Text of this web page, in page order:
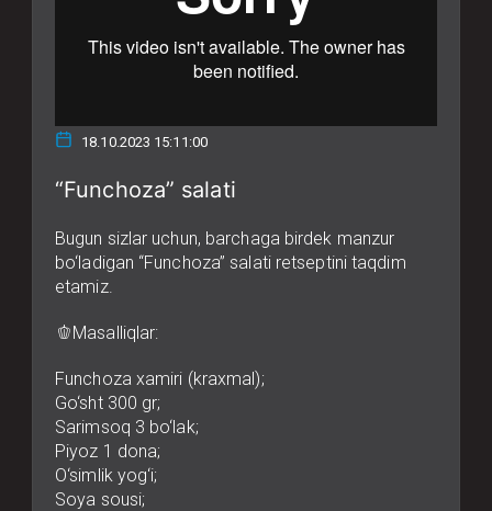
18.10.2023 15:11:00
“Funchoza” salati
Bugun sizlar uchun, barchaga birdek manzur
bo‘ladigan “Funchoza” salati retseptini taqdim
etamiz.
🫑Masalliqlar:
Funchoza xamiri (kraxmal);
Go‘sht 300 gr;
Sarimsoq 3 bo‘lak;
Piyoz 1 dona;
O‘simlik yog‘i;
Soya sousi;